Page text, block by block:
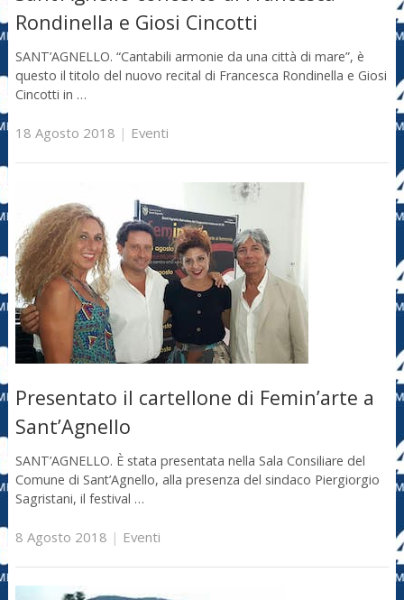
Rondinella e Giosi Cincotti
SANT’AGNELLO. “Cantabili armonie da una città di mare”, è
questo il titolo del nuovo recital di Francesca Rondinella e Giosi
Cincotti in …
18 Agosto 2018 | Eventi
Presentato il cartellone di Femin’arte a
Sant’Agnello
SANT’AGNELLO. È stata presentata nella Sala Consiliare del
Comune di Sant’Agnello, alla presenza del sindaco Piergiorgio
Sagristani, il festival …
8 Agosto 2018 | Eventi